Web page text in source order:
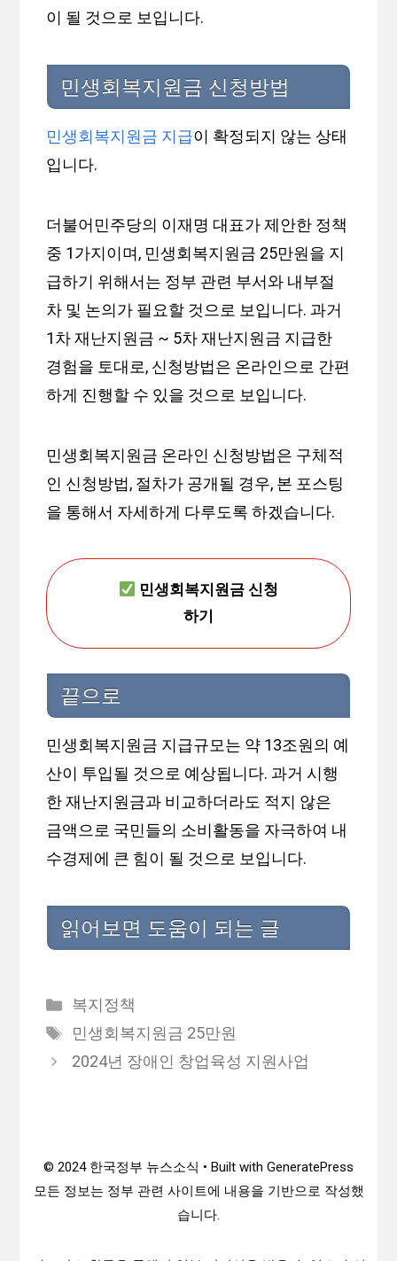
이 될 것으로 보입니다.
민생회복지원금 신청방법
민생회복지원금 지급이 확정되지 않는 상태
입니다.
더불어민주당의 이재명 대표가 제안한 정책
중 1가지이며, 민생회복지원금 25만원을 지
급하기 위해서는 정부 관련 부서와 내부절
차 및 논의가 필요할 것으로 보입니다. 과거
1차 재난지원금 ~ 5차 재난지원금 지급한
경험을 토대로, 신청방법은 온라인으로 간편
하게 진행할 수 있을 것으로 보입니다.
민생회복지원금 온라인 신청방법은 구체적
인 신청방법, 절차가 공개될 경우, 본 포스팅
을 통해서 자세하게 다루도록 하겠습니다.
민생회복지원금 신청
하기
끝으로
민생회복지원금 지급규모는 약 13조원의 예
산이 투입될 것으로 예상됩니다. 과거 시행
한 재난지원금과 비교하더라도 적지 않은
금액으로 국민들의 소비활동을 자극하여 내
수경제에 큰 힘이 될 것으로 보입니다.
읽어보면 도움이 되는 글
카
테
복지정책
태
그
민생회복지원금 25만원
2024년 장애인 창업육성 지원사업
© 2024 한국정부 뉴스소식 • Built with GeneratePress
모든 정보는 정부 관련 사이트에 내용을 기반으로 작성했
습니다.